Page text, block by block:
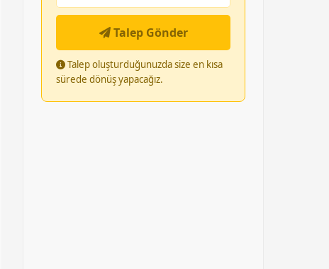
Talep Gönder
Talep oluşturduğunuzda size en kısa
sürede dönüş yapacağız.